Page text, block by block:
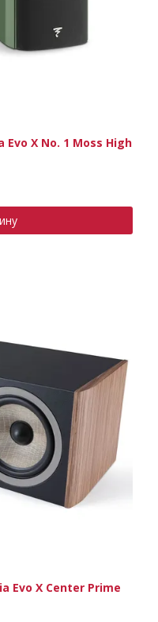
X No. 1 Moss High
Evo X Center Prime